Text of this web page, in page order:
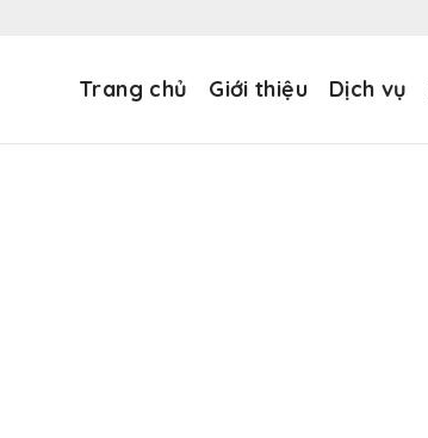
Trang chủ Giới thiệu Dịch vụ